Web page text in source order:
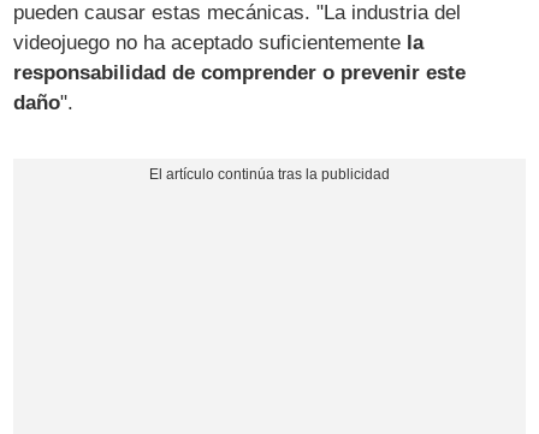
pueden causar estas mecánicas. "La industria del
videojuego no ha aceptado suficientemente la
responsabilidad de comprender o prevenir este
daño".